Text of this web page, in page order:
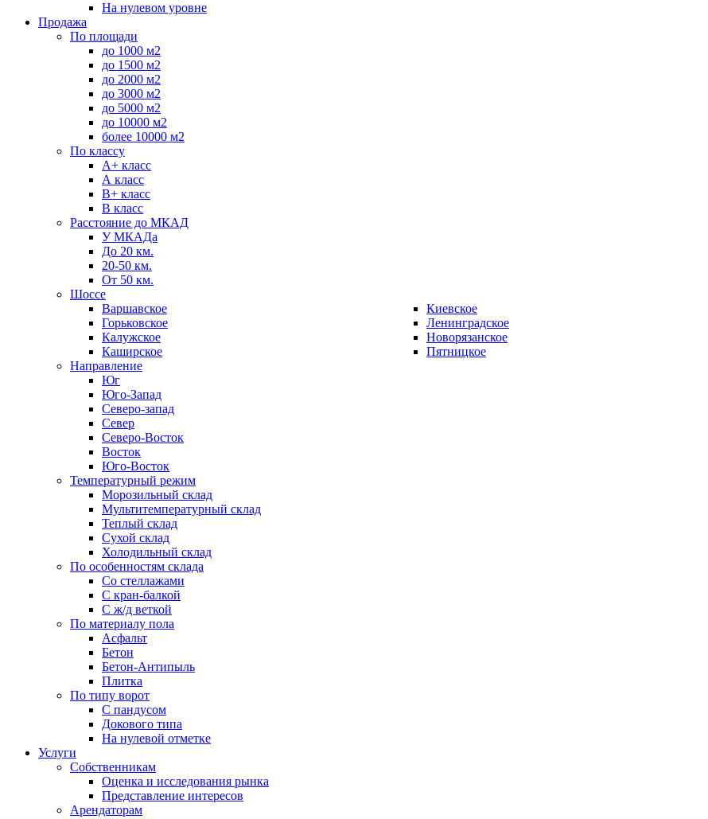
На нулевом уровне
Продажа
По площади
до 1000 м2
до 1500 м2
до 2000 м2
до 3000 м2
до 5000 м2
до 10000 м2
более 10000 м2
По классу
A+ класс
А класс
В+ класс
B класс
Расстояние до МКАД
У МКАДа
До 20 км.
20-50 км.
От 50 км.
Шоссе
Варшавское
Горьковское
Калужское
Каширское
Киевское
Ленинградское
Новорязанское
Пятницкое
Направление
Юг
Юго-Запад
Северо-запад
Север
Северо-Восток
Восток
Юго-Восток
Температурный режим
Морозильный склад
Мультитемпературный склад
Теплый склад
Сухой склад
Холодильный склад
По особенностям склада
Со стеллажами
С кран-балкой
С ж/д веткой
По материалу пола
Асфальт
Бетон
Бетон-Антипыль
Плитка
По типу ворот
С пандусом
Докового типа
На нулевой отметке
Услуги
Собственникам
Оценка и исследования рынка
Представление интересов
Арендаторам